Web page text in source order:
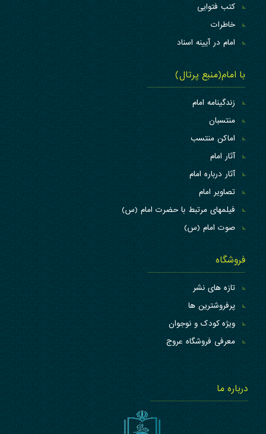
کتب فتوایی
خاطرات
امام در آیینه اسناد
با امام(منبع پرتال)
زندگینامه امام
منتسبان
اماکن منتسب
آثار امام
آثار درباره امام
تصاویر امام
فیلمهای مرتبط با حضرت امام (س)
صوت امام (س)
فروشگاه
تازه های نشر
پرفروشترین ها
ویژه کودک و نوجوان
معرفی فروشگاه عروج
درباره ما